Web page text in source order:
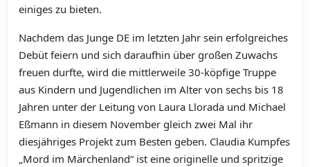
einiges zu bieten.
Nachdem das Junge DE im letzten Jahr sein erfolgreiches
Debüt feiern und sich daraufhin über großen Zuwachs
freuen durfte, wird die mittlerweile 30-köpfige Truppe
aus Kindern und Jugendlichen im Alter von sechs bis 18
Jahren unter der Leitung von Laura Llorada und Michael
Eßmann in diesem November gleich zwei Mal ihr
diesjähriges Projekt zum Besten geben. Claudia Kumpfes
„Mord im Märchenland“ ist eine originelle und spritzige